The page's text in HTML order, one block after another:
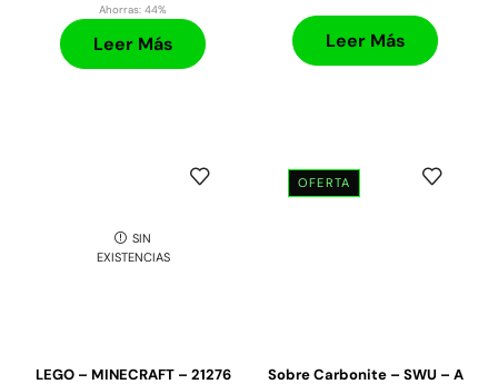
Ahorras: 44%
Leer Más Leer Más
SIN
EXISTENCIAS
LEGO – MINECRAFT – 21276
OFERTA
Sobre Carbonite – SWU – A